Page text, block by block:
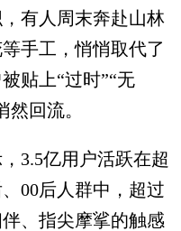
有人周末奔赴山林
手工，悄悄取代了
贴上“过时”“无
回流。
亿用户活跃在超
00后人群中，超过
、指尖摩挲的触感